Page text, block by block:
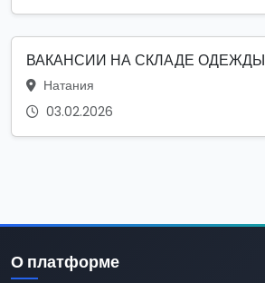
ВАКАНСИИ НА СКЛАДЕ ОДЕЖДЫ
Натания
03.02.2026
О платформе